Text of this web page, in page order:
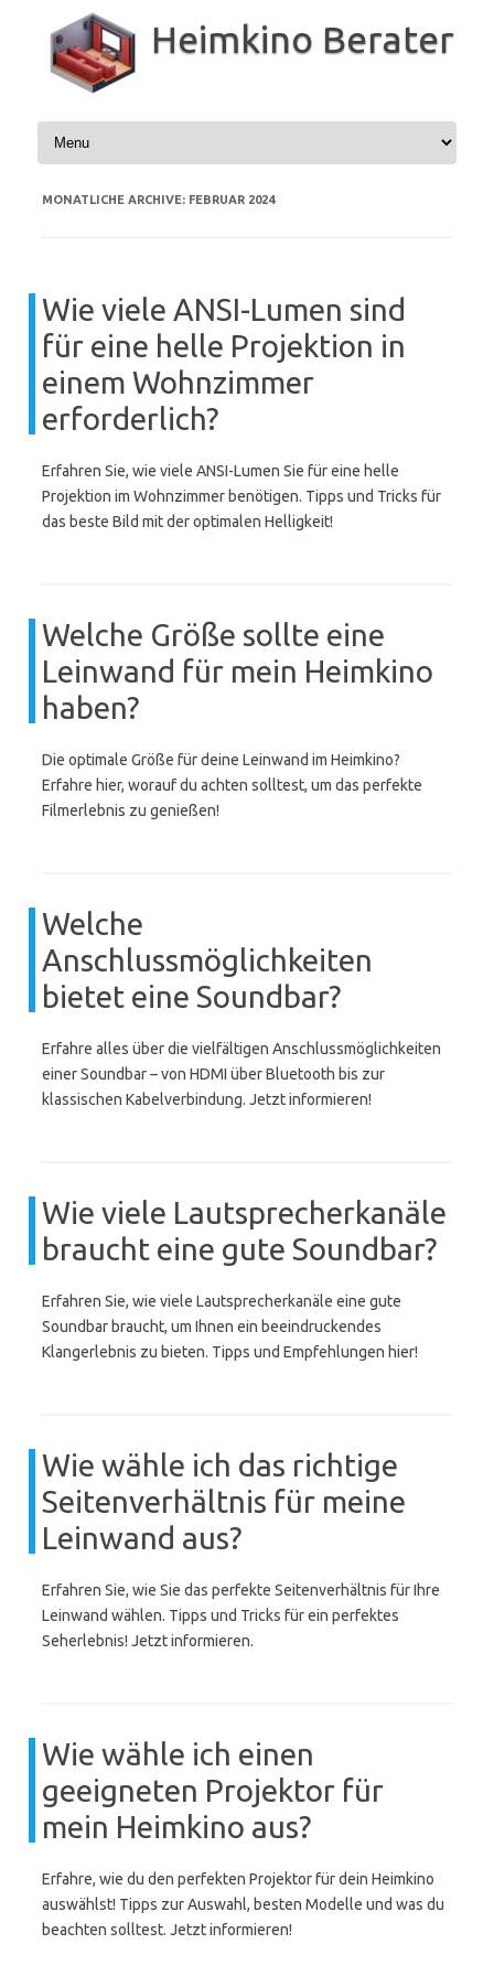
springen
Heimkino Berater
MONATLICHE ARCHIVE: FEBRUAR 2024
Wie viele ANSI-Lumen sind
für eine helle Projektion in
einem Wohnzimmer
erforderlich?
Erfahren Sie, wie viele ANSI-Lumen Sie für eine helle
Projektion im Wohnzimmer benötigen. Tipps und Tricks für
das beste Bild mit der optimalen Helligkeit!
Welche Größe sollte eine
Leinwand für mein Heimkino
haben?
Die optimale Größe für deine Leinwand im Heimkino?
Erfahre hier, worauf du achten solltest, um das perfekte
Filmerlebnis zu genießen!
Welche
Anschlussmöglichkeiten
bietet eine Soundbar?
Erfahre alles über die vielfältigen Anschlussmöglichkeiten
einer Soundbar – von HDMI über Bluetooth bis zur
klassischen Kabelverbindung. Jetzt informieren!
Wie viele Lautsprecherkanäle
braucht eine gute Soundbar?
Erfahren Sie, wie viele Lautsprecherkanäle eine gute
Soundbar braucht, um Ihnen ein beeindruckendes
Klangerlebnis zu bieten. Tipps und Empfehlungen hier!
Wie wähle ich das richtige
Seitenverhältnis für meine
Leinwand aus?
Erfahren Sie, wie Sie das perfekte Seitenverhältnis für Ihre
Leinwand wählen. Tipps und Tricks für ein perfektes
Seherlebnis! Jetzt informieren.
Wie wähle ich einen
geeigneten Projektor für
mein Heimkino aus?
Erfahre, wie du den perfekten Projektor für dein Heimkino
auswählst! Tipps zur Auswahl, besten Modelle und was du
beachten solltest. Jetzt informieren!